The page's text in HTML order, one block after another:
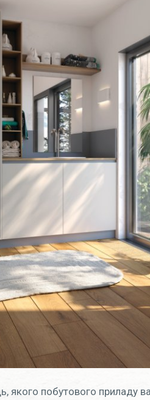
якого побутового приладу